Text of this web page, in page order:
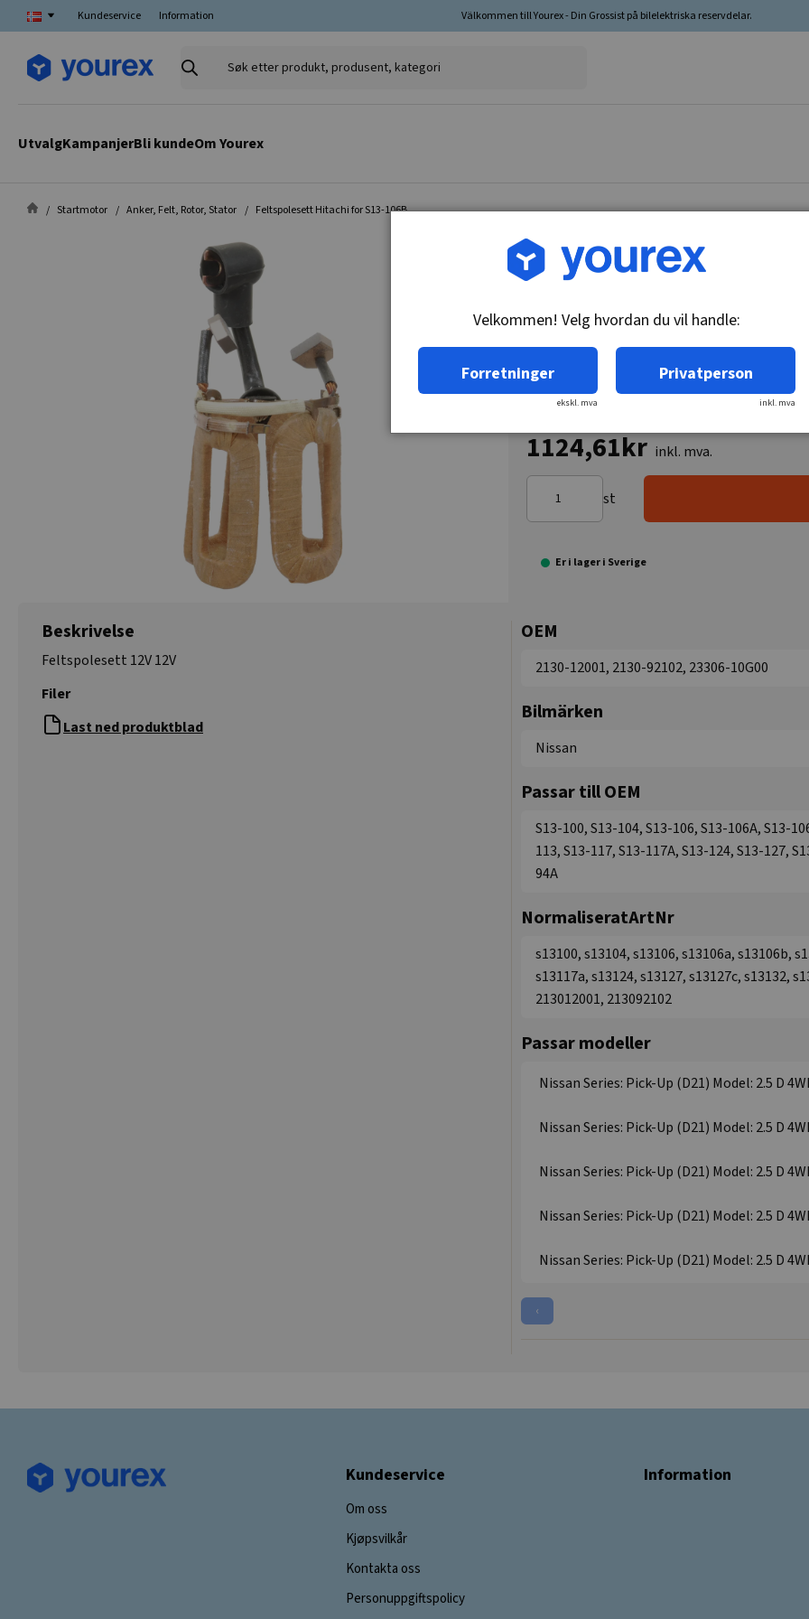
Kundeservice Information Välkommen till Yourex - Din Grossist på bilelektriska reservdelar.
Søk
kategori
UtvalgKampanjerBli kundeOm Yourex
Startmotor Anker, Felt, Rotor, Stator Feltspolesett Hitachi for S13-106B
Varenr.: 2130-12001
Feltspolesett Hitachi for
1124,61kr inkl. mva.
st
Er i lager i Sverige
Beskrivelse
Feltspolesett 12V 12V
Filer
Last ned produktblad
OEM
2130-12001, 2130-92102, 23306-10G00
Bilmärken
Nissan
Passar till OEM
S13-100, S13-104, S13-106, S13-106A, S13-
113, S13-117, S13-117A, S13-124, S13-127,
94A
NormaliseratArtNr
s13100, s13104, s13106, s13106a, s13106b,
s13117a, s13124, s13127, s13127c, s13132,
213012001, 213092102
Passar modeller
Nissan Series: Pick-Up (D21) Model: 2.5 D
Nissan Series: Pick-Up (D21) Model: 2.5 D
Nissan Series: Pick-Up (D21) Model: 2.5 D
Nissan Series: Pick-Up (D21) Model: 2.5 D
Nissan Series: Pick-Up (D21) Model: 2.5 D
‹
Kundeservice
Om oss
Kjøpsvilkår
Kontakta oss
Personuppgiftspolicy
Information
Velkommen! Velg hvordan du vil handle:
Forretninger
ekskl. mva
Privatperson
inkl. mva